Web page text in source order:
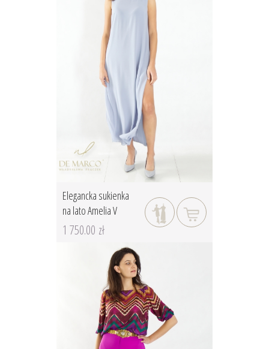
Elegancka sukienka
na lato Amelia V
1 750.00 zł